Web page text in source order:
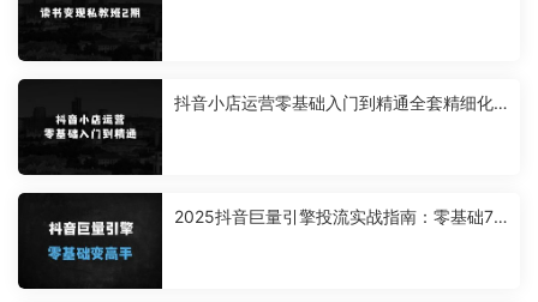
抖音小店运营零基础入门到精通全套精细化
2025抖音巨量引擎投流实战指南：零基础7